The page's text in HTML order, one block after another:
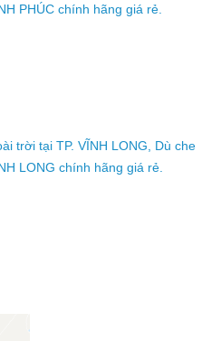
PHÚC chính hãng giá rẻ.
trời tại TP. VĨNH LONG, Dù che
LONG chính hãng giá rẻ.